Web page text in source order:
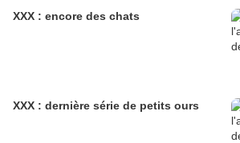
XXX : encore des chats
XXX : dernière série de petits ours